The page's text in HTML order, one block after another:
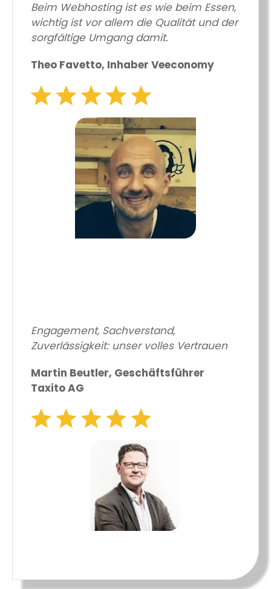
Beim Webhosting ist es wie beim Essen,
wichtig ist vor allem die Qualität und der
sorgfältige Umgang damit.
Theo Favetto, Inhaber Veeconomy
Engagement, Sachverstand,
Zuverlässigkeit: unser volles Vertrauen
Martin Beutler, Geschäftsführer
Taxito AG